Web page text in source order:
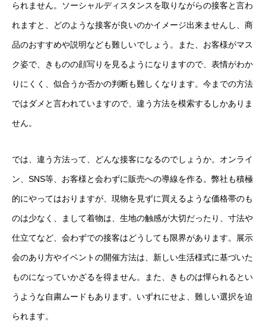
られません。ソーシャルディスタンスを取りながらの接客と言わ
れますと、どのような接客が良いのかイメージ出来ませんし、商
品のおすすめや説明なども難しいでしょう。また、お客様がマス
ク姿で、きものの顔写りを見るようになりますので、表情がわか
りにくく、似合うか否かの判断も難しくなります。今までの方法
ではダメと言われていますので、違う方法を模索するしかありま
せん。
では、違う方法って、どんな接客になるのでしょうか。オンライ
ン、 SNS等、お客様と会わずに販売への導線を作る。弊社も積極
的にやってはおりますが、現物を見ずに買えるような価格帯のも
のは少なく、まして着物は、生地の触感が大切だったり、寸法や
仕立てなど、会わずでの接客はどうしても限界があります。展示
会のあり方やイベントの開催方法は、新しい生活様式に基づいた
ものになっていかざるを得ません。また、きものは憚られるとい
うような自粛ムードもあります。いずれにせよ、難しい選択を迫
られます。